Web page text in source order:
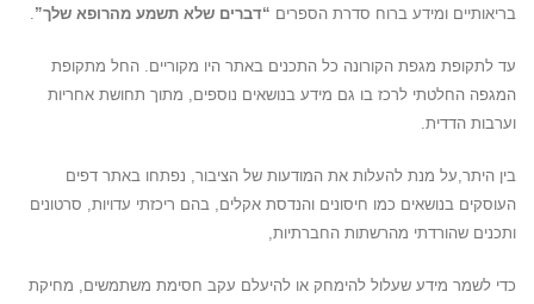
בריאותיים ומידע ברוח סדרת הספרים “דברים שלא תשמע מהרופא שלך”.
עד לתקופת מגפת הקורונה כל התכנים באתר היו מקוריים. החל מתקופת
המגפה החלטתי לרכז בו גם מידע בנושאים נוספים, מתוך תחושת אחריות
וערבות הדדית.
בין היתר,על מנת להעלות את המודעות של הציבור, נפתחו באתר דפים
העוסקים בנושאים כמו חיסונים והנדסת אקלים, בהם ריכזתי עדויות, סרטונים
ותכנים שהורדתי מהרשתות החברתיות,
כדי לשמר מידע שעלול להימחק או להיעלם עקב חסימת משתמשים, מחיקת